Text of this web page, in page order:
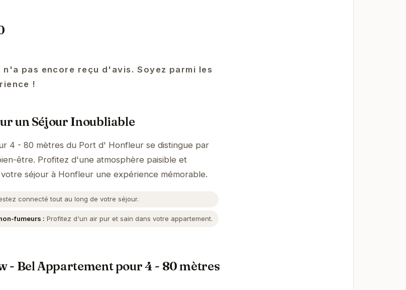
pas encore reçu d'avis. Soyez parmi les
!
un Séjour Inoubliable
4 - 80 mètres du Port d' Honfleur se distingue par
être. Profitez d'une atmosphère paisible et
séjour à Honfleur une expérience mémorable.
connecté tout au long de votre séjour.
fumeurs : Profitez d'un air pur et sain dans votre appartement.
- Bel Appartement pour 4 - 80 mètres